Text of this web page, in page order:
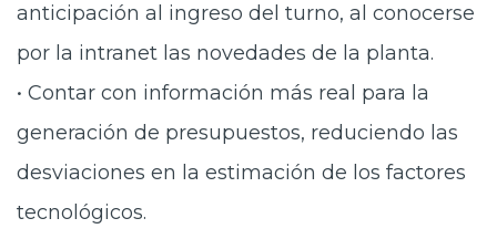
anticipación al ingreso del turno, al conocerse
por la intranet las novedades de la planta.
• Contar con información más real para la
generación de presupuestos, reduciendo las
desviaciones en la estimación de los factores
tecnológicos.